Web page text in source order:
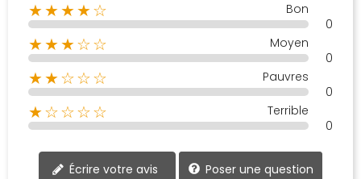
★★★★☆
Bon
0
★★★☆☆
Moyen
0
★★☆☆☆
Pauvres
0
★☆☆☆☆
Terrible
0
Écrire votre avis Poser une question